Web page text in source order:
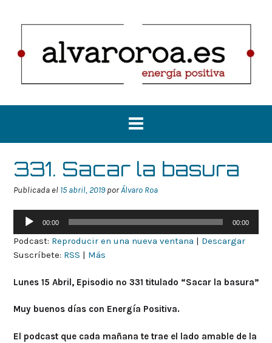
331. Sacar la basura
Publicada el 15 abril, 2019porÁlvaro Roa
Reproductor
audio
00:00 00:00
Podcast: Reproducir en una nueva ventana | Descargar
Suscríbete: RSS | Más
Lunes 15 Abril, Episodio nº 331 titulado “Sacar la basura”
Muy buenos días con Energía Positiva.
El podcast que cada mañana te trae el lado amable de la